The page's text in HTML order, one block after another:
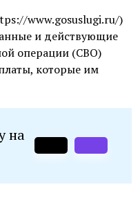
www.gosuslugi.ru/)
и действующие
операции (СВО)
которые им
на